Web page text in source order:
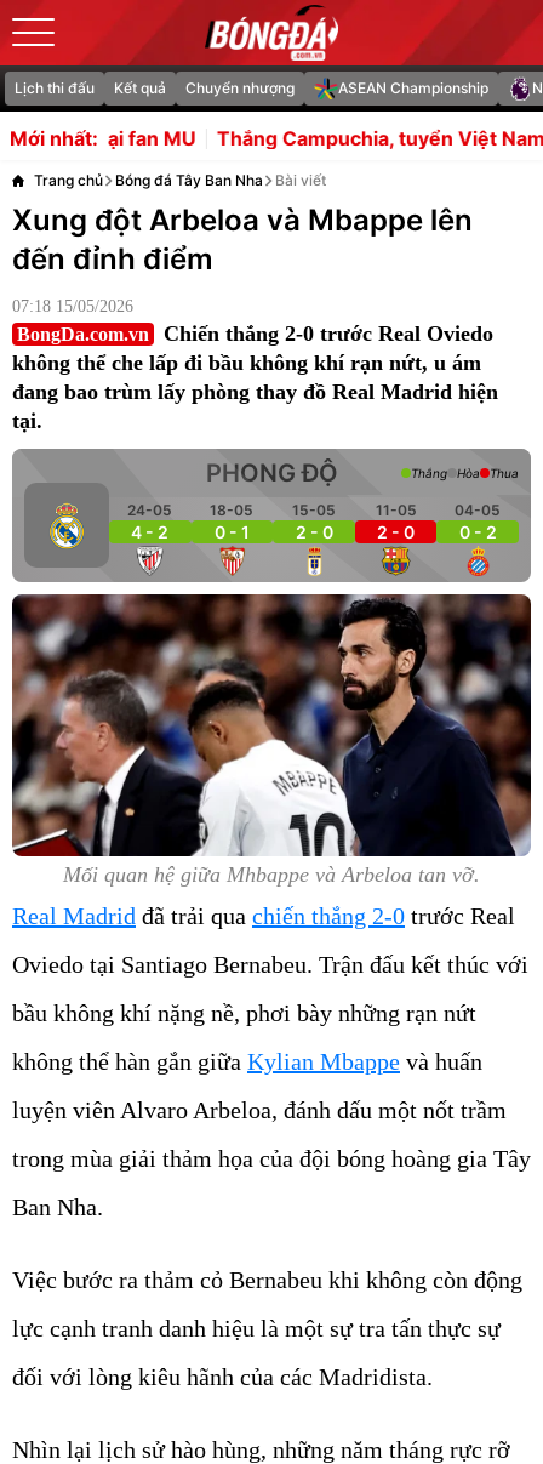
Lịch thi đấu Kết quả Chuyển nhượng ASEAN Championship
Mới nhất:
MU Thắng Campuchia, tuyển Việt Nam còn nhiều nỗi
Trang chủ Bóng đá Tây Ban Nha Bài viết
Xung đột Arbeloa và Mbappe lên
đến đỉnh điểm
07:18 15/05/2026
BongDa.com.vn
Chiến thắng 2-0 trước Real Oviedo
không thể che lấp đi bầu không khí rạn nứt, u ám
đang bao trùm lấy phòng thay đồ Real Madrid hiện
tại.
PHONG ĐỘ
24-05
4 - 2
18-05
0 - 1
15-05
2 - 0
11-05
2 - 0
04-05
0 - 2
Thắng Hòa Thua
Mối quan hệ giữa Mhbappe và Arbeloa tan vỡ.
Real Madrid đã trải qua chiến thắng 2-0 trước Real
Oviedo tại Santiago Bernabeu. Trận đấu kết thúc với
bầu không khí nặng nề, phơi bày những rạn nứt
không thể hàn gắn giữa Kylian Mbappe và huấn
luyện viên Alvaro Arbeloa, đánh dấu một nốt trầm
trong mùa giải thảm họa của đội bóng hoàng gia Tây
Ban Nha.
Việc bước ra thảm cỏ Bernabeu khi không còn động
lực cạnh tranh danh hiệu là một sự tra tấn thực sự
đối với lòng kiêu hãnh của các Madridista.
Nhìn lại lịch sử hào hùng, những năm tháng rực rỡ